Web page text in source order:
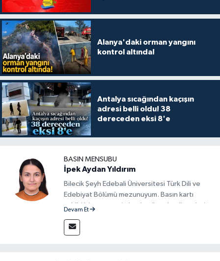
Alanya'daki orman yangını
kontrol altında!
Antalya sıcağından kaçışın
adresi belli oldu! 38
dereceden eksi 8'e
BASIN MENSUBU
İpek Aydan Yıldırım
Bilecik Şeyh Edebali Üniversitesi Türk Dili ve
Edebiyat Bölümü mezunuyum. Basın kartı
sahibi bir gazeteci olarak, güncel gelişmeleri
güvenilir ve tarafsız bilgilerle buluşturmayı
amaçlıyorum. Habercilik anlayışımda etik
Devam Et